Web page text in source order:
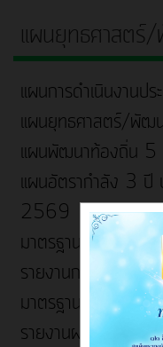
แผนยุทธศาสตร์
แผนการดำเนินงานปร
แผนยุทธศาสตร์/พัฒ
แผนพัฒนาท้องถิ่น 5
แผนอัตรากำลัง 3
2569
มาตรฐานการบริการ
รายงานการติดตามแ
มาตรฐานการปฎิบัติง
รายงานผลการสำรว